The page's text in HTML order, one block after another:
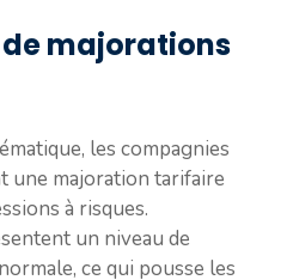
majorations
les compagnies
une majoration tarifaire
à risques.
un niveau de
ce qui pousse les